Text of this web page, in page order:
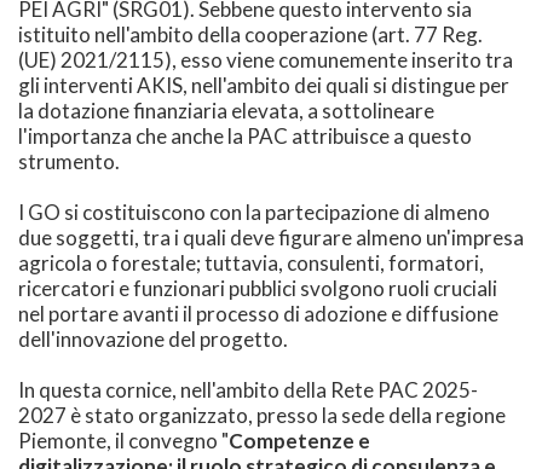
PEI AGRI" (SRG01). Sebbene questo intervento sia
istituito nell'ambito della cooperazione (art. 77 Reg.
(UE) 2021/2115), esso viene comunemente inserito tra
gli interventi AKIS, nell'ambito dei quali si distingue per
la dotazione finanziaria elevata, a sottolineare
l'importanza che anche la PAC attribuisce a questo
strumento.
I GO si costituiscono con la partecipazione di almeno
due soggetti, tra i quali deve figurare almeno un'impresa
agricola o forestale; tuttavia, consulenti, formatori,
ricercatori e funzionari pubblici svolgono ruoli cruciali
nel portare avanti il processo di adozione e diffusione
dell'innovazione del progetto.
In questa cornice, nell'ambito della Rete PAC 2025-
2027 è stato organizzato, presso la sede della regione
Piemonte, il convegno "Competenze e